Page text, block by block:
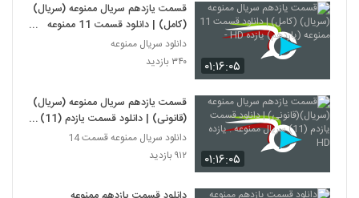
۰۱:۱۶:۰۵
قسمت یازدهم سریال ممنوعه (سریال)
(کامل) | دانلود قسمت 11 ممنوعه
(یازدهم) یازده HD -
دانلود سریال ممنوعه
۳۴۰ بازدید
۰۱:۱۶:۰۵
قسمت یازدهم سریال ممنوعه (سریال)
(قانونی) | دانلود قسمت یازدم (11)
سریال ممنوعه . یازده HD
دانلود سریال ممنوعه قسمت 14
۹۱۲ بازدید